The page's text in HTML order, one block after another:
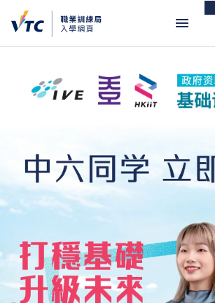
VTC入学网页